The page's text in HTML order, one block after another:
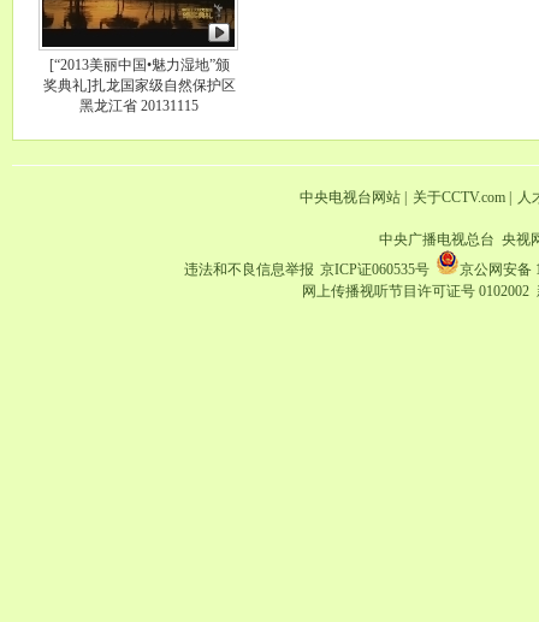
[“2013美丽中国•魅力湿地”颁
奖典礼]扎龙国家级自然保护区
黑龙江省 20131115
中央电视台网站 关于CCTV.com 人
中央广播电视总台 央视
违法和不良信息举报 京ICP证060535号
京公网安备
网上传播视听节目许可证号 0102002